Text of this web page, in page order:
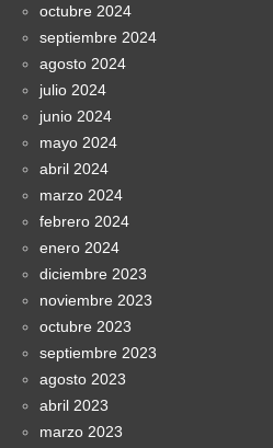
octubre 2024
septiembre 2024
agosto 2024
julio 2024
junio 2024
mayo 2024
abril 2024
marzo 2024
febrero 2024
enero 2024
diciembre 2023
noviembre 2023
octubre 2023
septiembre 2023
agosto 2023
abril 2023
marzo 2023